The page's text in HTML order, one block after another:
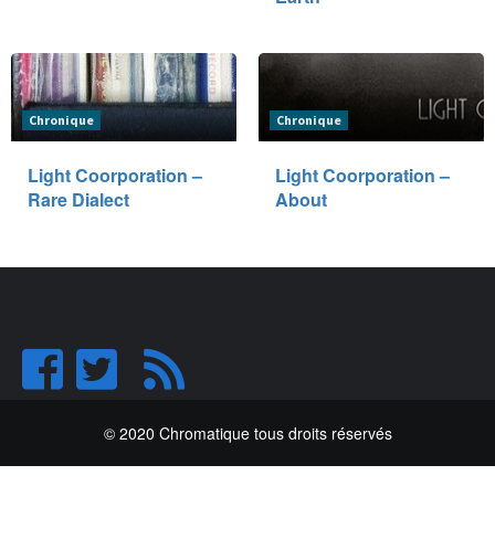
Chronique
Light Coorporation –
Rare Dialect
Chronique
Light Coorporation –
About
© 2020 Chromatique tous droits réservés